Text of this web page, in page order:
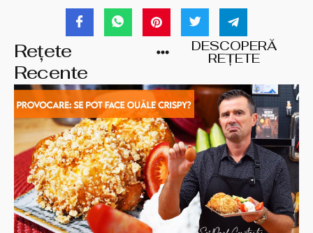
Rețete
Recente
DESCOPERĂ
REȚETE